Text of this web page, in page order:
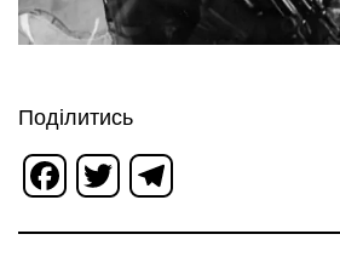
Поділитись
Facebook
Twitter